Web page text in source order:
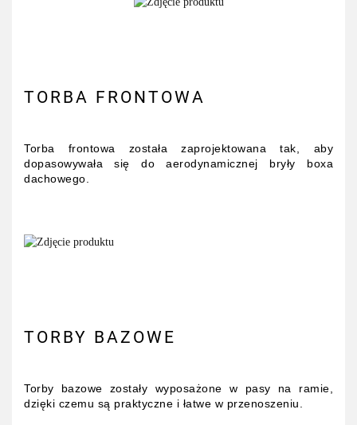
TORBA FRONTOWA
Torba frontowa została zaprojektowana tak, aby
dopasowywała się do aerodynamicznej bryły boxa
dachowego.
TORBY BAZOWE
Torby bazowe zostały wyposażone w pasy na ramie,
dzięki czemu są praktyczne i łatwe w przenoszeniu.